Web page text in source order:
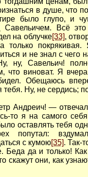
в душе, что
было глупо, и
Савельичем. Всё
на облучке[33],
только
и не знал с чего
ну, Савельич!
что виноват. Я
Обещаюсь
тебя. Ну, не сердись;
Андреич! — отвечал
то я на самого
оставлятьтебя
попутал:
с кумою[35]. Так-
Беда да и только!
скажут они, как